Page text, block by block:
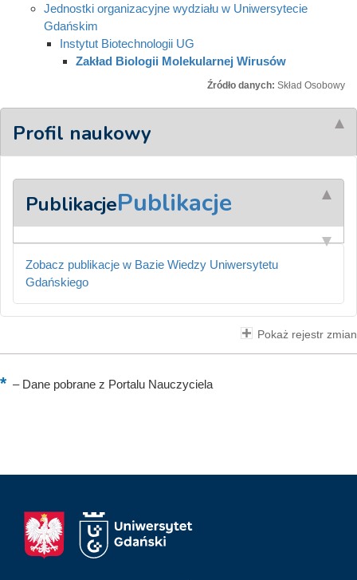
Jednostki organizacyjne wydziału w Uniwersytecie
Gdańskim
Instytut Biotechnologii UG
Zakład Biologii Molekularnej Wirusów
Źródło danych: Skład Osobowy
Profil naukowy
PublikacjePublikacje
Zobacz publikacje w Bazie Wiedzy Uniwersytetu
Gdańskiego
Pokaż rejestr zmian
–Dane pobrane z Portalu Nauczyciela